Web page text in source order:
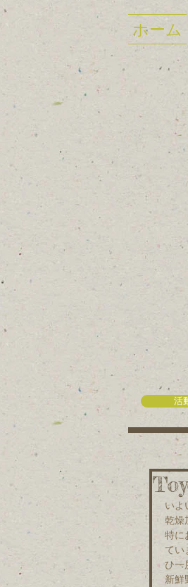
ホーム
活
いよ
乾燥
特に
てい
ひ一
新鮮